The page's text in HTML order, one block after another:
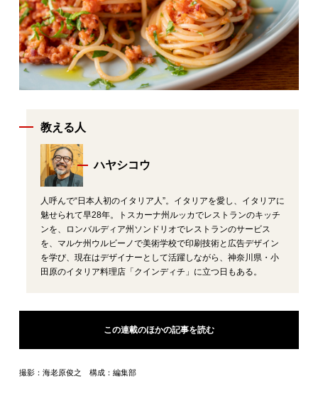
教える人
ハヤシコウ
人呼んで“日本人初のイタリア人”。イタリアを愛し、イタリアに
魅せられて早28年。トスカーナ州ルッカでレストランのキッチ
ンを、ロンバルディア州ソンドリオでレストランのサービス
を、マルケ州ウルビーノで美術学校で印刷技術と広告デザイン
を学び、現在はデザイナーとして活躍しながら、神奈川県・小
田原のイタリア料理店「クインディチ」に立つ日もある。
この連載のほかの記事を読む
撮影：海老原俊之 構成：編集部